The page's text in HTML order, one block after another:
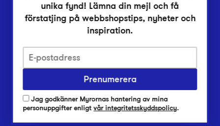
Integritetsskyddspolicy
Har du frågor om onlineköp, leverans eller retur?
Vanliga frågor om vår webbshop
Har du frågor om vår verksamhet?
unika fynd! Lämna din mejl och få
förstatjing på webbshopstips, nyheter och
inspiration.
Prenumerera
Jag godkänner Myrornas hantering av mina
personuppgifter enligtvår integritetsskyddspolicy.